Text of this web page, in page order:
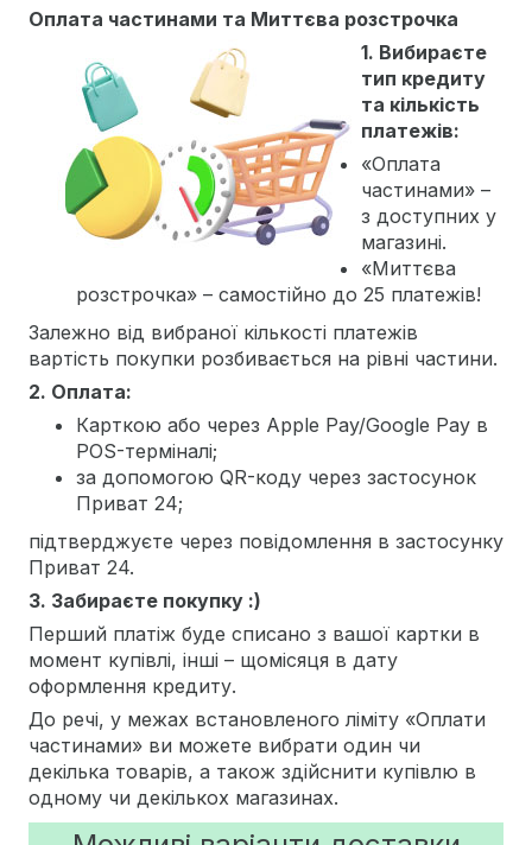
Оплата частинами та Миттєва розстрочка
1. Вибираєте
тип кредиту
та кількість
платежів:
«Оплата
частинами» –
з доступних у
магазині.
«Миттєва
розстрочка» – самостійно до 25 платежів!
Залежно від вибраної кількості платежів
вартість покупки розбивається на рівні частини.
2. Оплата:
Карткою або через Apple Pay/Google Pay в
POS-терміналі;
за допомогою QR-коду через застосунок
Приват 24;
підтверджуєте через повідомлення в застосунку
Приват 24.
3. Забираєте покупку :)
Перший платіж буде списано з вашої картки в
момент купівлі, інші – щомісяця в дату
оформлення кредиту.
До речі, у межах встановленого ліміту «Оплати
частинами» ви можете вибрати один чи
декілька товарів, а також здійснити купівлю в
одному чи декількох магазинах.